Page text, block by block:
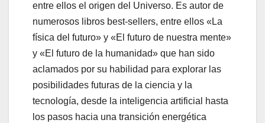
entre ellos el origen del Universo. Es autor de
numerosos libros best-sellers, entre ellos «La
física del futuro» y «El futuro de nuestra mente»
y «El futuro de la humanidad» que han sido
aclamados por su habilidad para explorar las
posibilidades futuras de la ciencia y la
tecnología, desde la inteligencia artificial hasta
los pasos hacia una transición energética